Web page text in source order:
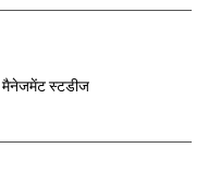
मैनेजमेंट स्टडीज